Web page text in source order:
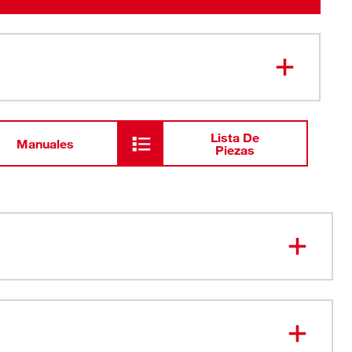
Manuales
Lista De
Piezas